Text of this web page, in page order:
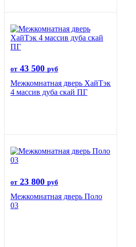
от 43 500 руб
Межкомнатная дверь ХайТэк
4 массив дуба скай ПГ
от 23 800 руб
Межкомнатная дверь Поло
03